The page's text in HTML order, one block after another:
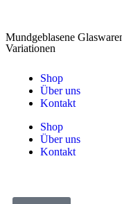
Mundgeblasene
Variationen
Shop
Über uns
Kontakt
Shop
Über uns
Kontakt